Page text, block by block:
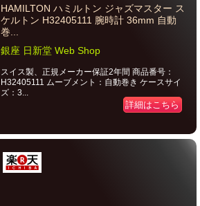
HAMILTON ハミルトン ジャズマスター ス
ケルトン H32405111 腕時計 36mm 自動
巻...
銀座 日新堂 Web Shop
スイス製、正規メーカー保証2年間 商品番号：
H32405111 ムーブメント：自動巻き ケースサイ
ズ：3...
詳細はこちら